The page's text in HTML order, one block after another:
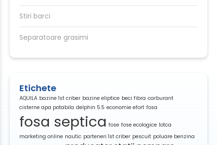
Stiri barci
Separatoare grasimi
Etichete
AQUILA bazine 1st criber bazine eliptice beci fibra carburant
cisterne apa potabila delphin 5.5 economie efort fosa
fosa septica fose fose ecologice lotca
marketing online nautic parteneri 1st criber pescuit poluare benzina